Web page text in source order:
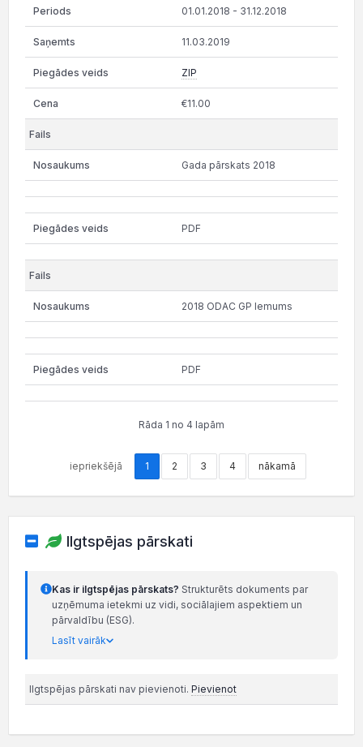
01.01.2018 - 31.12.2018
11.03.2019
ZIP
€11.00
Gada pārskats 2018
PDF
2018 ODAC GP lemums
PDF
Rāda 1 no 4 lapām
iepriekšējā 1 2 3 4 nākamā
Ilgtspējas pārskati
Kas ir ilgtspējas pārskats? Strukturēts dokuments par
uzņēmuma ietekmi uz vidi, sociālajiem aspektiem un
pārvaldību (ESG).
Lasīt vairāk
Ilgtspējas pārskati nav pievienoti. Pievienot